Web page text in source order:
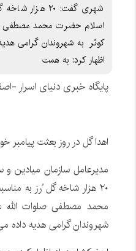
شهری گفت: ۲۰
اسلام حضرت محمد مصطفی
کوثر به شهروندان گرامی
اظهار کرد: به همت
پایگاه خبری دنیای اسرار -
اهدا گل در روز بعثت پیامبر
مدیرعامل سازمان میادین
۲۰ هزار شاخه گل ُرز به
محمد مصطفی صلوات الله
شهروندان گرامی هدیه داده